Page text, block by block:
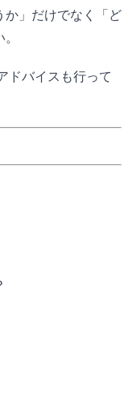
か」だけでなく「ど
ドバイスも行って